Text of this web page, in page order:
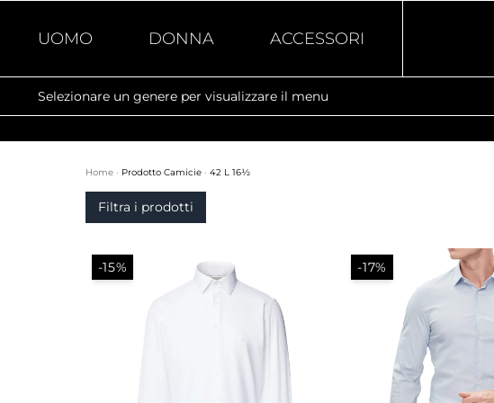
UOMO DONNA ACCESSORI
Selezionare un genere per visualizzare il menu
Home · Prodotto Camicie · 42 L 16½
Filtra i prodotti
-15% -17%